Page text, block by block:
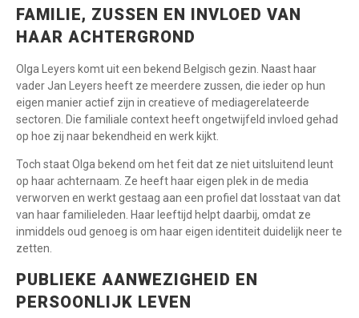
FAMILIE, ZUSSEN EN INVLOED VAN
HAAR ACHTERGROND
Olga Leyers komt uit een bekend Belgisch gezin. Naast haar
vader Jan Leyers heeft ze meerdere zussen, die ieder op hun
eigen manier actief zijn in creatieve of mediagerelateerde
sectoren. Die familiale context heeft ongetwijfeld invloed gehad
op hoe zij naar bekendheid en werk kijkt.
Toch staat Olga bekend om het feit dat ze niet uitsluitend leunt
op haar achternaam. Ze heeft haar eigen plek in de media
verworven en werkt gestaag aan een profiel dat losstaat van dat
van haar familieleden. Haar leeftijd helpt daarbij, omdat ze
inmiddels oud genoeg is om haar eigen identiteit duidelijk neer te
zetten.
PUBLIEKE AANWEZIGHEID EN
PERSOONLIJK LEVEN